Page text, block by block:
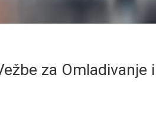
za Omladivanje